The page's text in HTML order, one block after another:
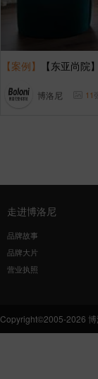
【案例】 【东亚尚院
博洛尼 11
走进博洛尼
品牌故事
品牌大片
营业执照
Copyright©2005-2026 博